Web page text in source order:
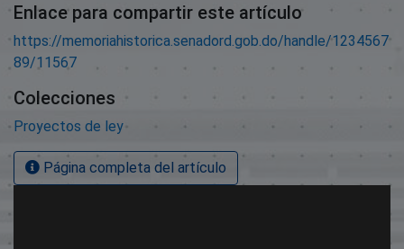
Enlace para compartir este artículo
https://memoriahistorica.senadord.gob.do/handle/1234567
89/11567
Colecciones
Proyectos de ley
Página completa del artículo